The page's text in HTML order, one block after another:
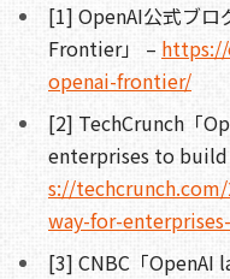
[1] OpenAI公式ブ
Frontier」 –
openai-frontier/
[2] TechCrunch「
enterprises to build
s://
way-for-
[3] CNBC「